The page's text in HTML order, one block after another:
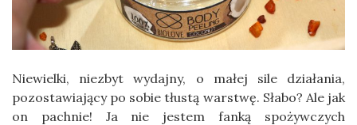
Niewielki, niezbyt wydajny, o małej sile działania,
pozostawiający po sobie tłustą warstwę. Słabo? Ale jak
on pachnie! Ja nie jestem fanką spożywczych